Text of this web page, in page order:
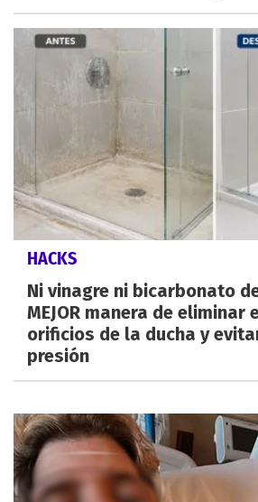
HACKS
Ni vinagre ni bicarbonato
MEJOR manera de eliminar
orificios de la ducha y evitar
presión